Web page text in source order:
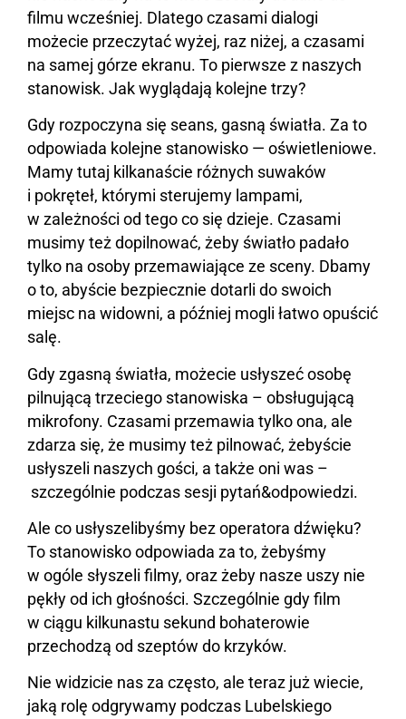
filmu wcześniej. Dlatego czasami dialogi
możecie przeczytać wyżej, raz niżej, a czasami
na samej górze ekranu. To pierwsze z naszych
stanowisk. Jak wyglądają kolejne trzy?
Gdy rozpoczyna się seans, gasną światła. Za to
odpowiada kolejne stanowisko — oświetleniowe.
Mamy tutaj kilkanaście różnych suwaków
i pokręteł, którymi sterujemy lampami,
w zależności od tego co się dzieje. Czasami
musimy też dopilnować, żeby światło padało
tylko na osoby przemawiające ze sceny. Dbamy
o to, abyście bezpiecznie dotarli do swoich
miejsc na widowni, a później mogli łatwo opuścić
salę.
Gdy zgasną światła, możecie usłyszeć osobę
pilnującą trzeciego stanowiska – obsługującą
mikrofony. Czasami przemawia tylko ona, ale
zdarza się, że musimy też pilnować, żebyście
usłyszeli naszych gości, a także oni was –
szczególnie podczas sesji pytań&odpowiedzi.
Ale co usłyszelibyśmy bez operatora dźwięku?
To stanowisko odpowiada za to, żebyśmy
w ogóle słyszeli filmy, oraz żeby nasze uszy nie
pękły od ich głośności. Szczególnie gdy film
w ciągu kilkunastu sekund bohaterowie
przechodzą od szeptów do krzyków.
Nie widzicie nas za często, ale teraz już wiecie,
jaką rolę odgrywamy podczas Lubelskiego